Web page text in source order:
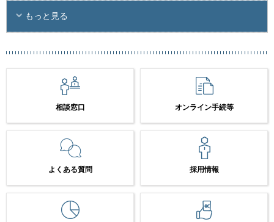
もっと見る
相談窓口 オンライン手続等
よくある質問 採用情報